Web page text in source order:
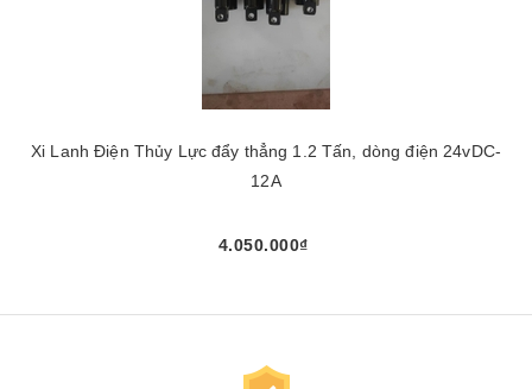
Xi Lanh Điện Thủy Lực đẩy thẳng 1.2 Tấn, dòng điện 24vDC-
12A
4.050.000₫